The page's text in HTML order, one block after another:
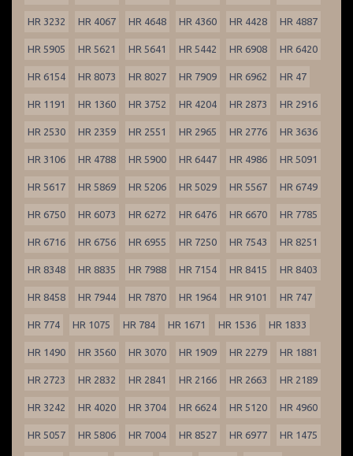
HR 3232 HR 4067 HR 4648 HR 4360 HR 4428 HR 4887
HR 5905 HR 5621 HR 5641 HR 5442 HR 6908 HR 6420
HR 6154 HR 8073 HR 8027 HR 7909 HR 6962 HR 47
HR 1191 HR 1360 HR 3752 HR 4204 HR 2873 HR 2916
HR 2530 HR 2359 HR 2551 HR 2965 HR 2776 HR 3636
HR 3106 HR 4788 HR 5900 HR 6447 HR 4986 HR 5091
HR 5617 HR 5869 HR 5206 HR 5029 HR 5567 HR 6749
HR 6750 HR 6073 HR 6272 HR 6476 HR 6670 HR 7785
HR 6716 HR 6756 HR 6955 HR 7250 HR 7543 HR 8251
HR 8348 HR 8835 HR 7988 HR 7154 HR 8415 HR 8403
HR 8458 HR 7944 HR 7870 HR 1964 HR 9101 HR 747
HR 774 HR 1075 HR 784 HR 1671 HR 1536 HR 1833
HR 1490 HR 3560 HR 3070 HR 1909 HR 2279 HR 1881
HR 2723 HR 2832 HR 2841 HR 2166 HR 2663 HR 2189
HR 3242 HR 4020 HR 3704 HR 6624 HR 5120 HR 4960
HR 5057 HR 5806 HR 7004 HR 8527 HR 6977 HR 1475